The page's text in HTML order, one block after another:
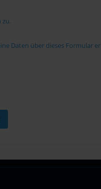
zu.
Daten über dieses Formular